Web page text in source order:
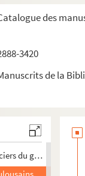
des
3420
de la
N°2. Du mardi
Haut Languedoc.
du mardi 9 juillet
de
du grand baillage